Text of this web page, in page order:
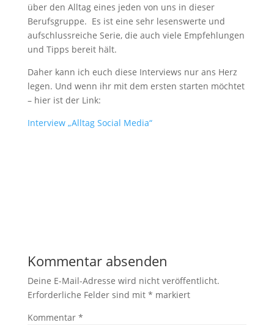
über den Alltag eines jeden von uns in dieser
Berufsgruppe. Es ist eine sehr lesenswerte und
aufschlussreiche Serie, die auch viele Empfehlungen
und Tipps bereit hält.
Daher kann ich euch diese Interviews nur ans Herz
legen. Und wenn ihr mit dem ersten starten möchtet
– hier ist der Link:
Interview „Alltag Social Media“
Kommentar absenden
Deine E-Mail-Adresse wird nicht veröffentlicht.
Erforderliche Felder sind mit * markiert
Kommentar *